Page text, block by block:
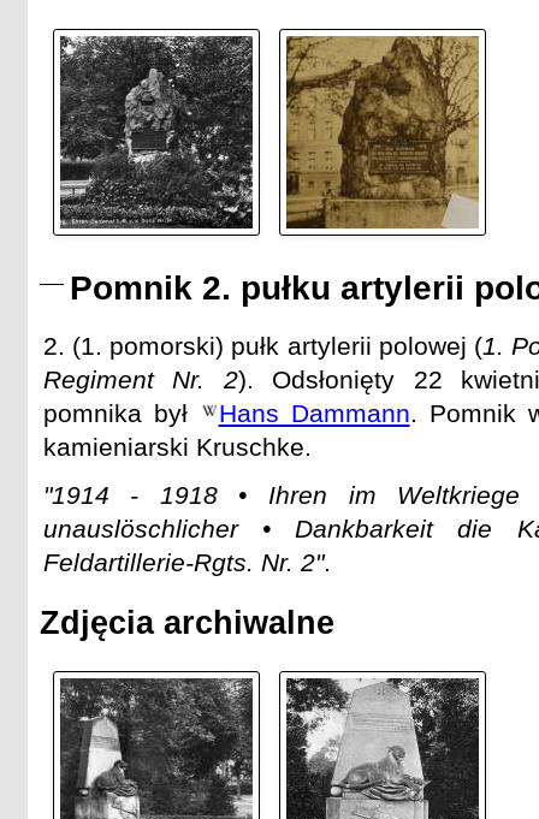
Pomnik 2. pułku artylerii
2. (1. pomorski) pułk artylerii polowej (1.
Regiment Nr. 2). Odsłonięty 22
pomnika był
Hans Dammann. Pomnik
kamieniarski Kruschke.
"1914 - 1918 • Ihren im Weltkriege
unauslöschlicher • Dankbarkeit die
Feldartillerie-Rgts. Nr. 2".
Zdjęcia archiwalne